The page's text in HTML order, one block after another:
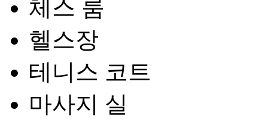
체스 룸
헬스장
테니스 코트
마사지 실